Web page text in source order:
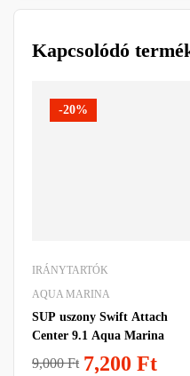
Kapcsolódó
-20%
IRÁNYTARTÓK
AQUA MARINA
SUP uszony Swift Attach
Center 9.1 Aqua Marina
9,000Ft 7,200 Ft